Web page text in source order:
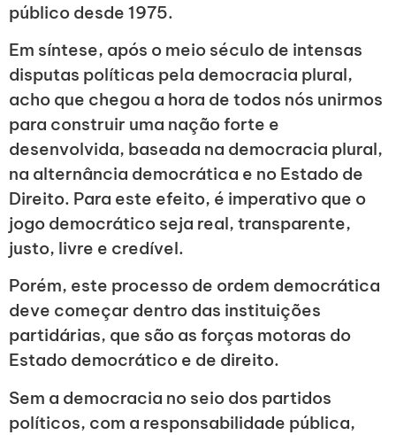
público desde 1975.
Em síntese, após o meio século de intensas
disputas políticas pela democracia plural,
acho que chegou a hora de todos nós unirmos
para construir uma nação forte e
desenvolvida, baseada na democracia plural,
na alternância democrática e no Estado de
Direito. Para este efeito, é imperativo que o
jogo democrático seja real, transparente,
justo, livre e credível.
Porém, este processo de ordem democrática
deve começar dentro das instituições
partidárias, que são as forças motoras do
Estado democrático e de direito.
Sem a democracia no seio dos partidos
políticos, com a responsabilidade pública,